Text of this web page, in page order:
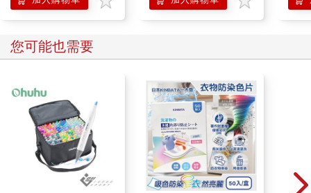
您可能也需要